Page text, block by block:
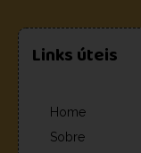
Links úteis
Home
Sobre